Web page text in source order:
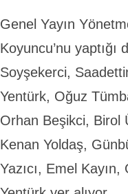
Genel Yayın
Koyuncu’nu
Soyşekerci,
Yentürk, Oğuz
Orhan Beşikci, Birol
Kenan Yoldaş,
Yazıcı, Emel